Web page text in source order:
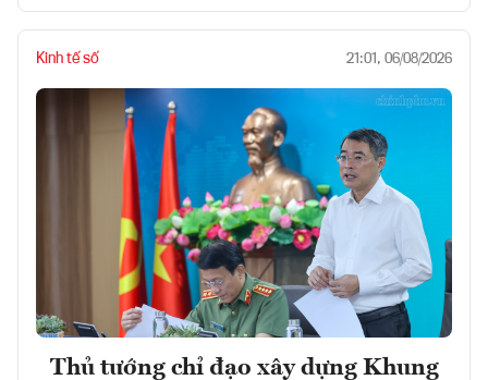
Kinh tế số 21:01, 06/08/2026
Thủ tướng chỉ đạo xây dựng Khung